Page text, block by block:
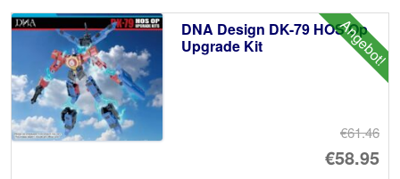
Angebot!
DNA Design DK-79 HOS Op
Upgrade Kit
€61.46
€58.95